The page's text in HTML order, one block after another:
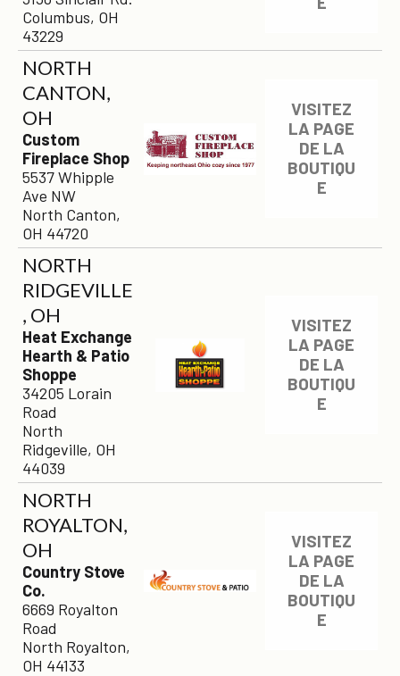
Columbus, OH
43229
NORTH
CANTON,
OH
Custom
Fireplace Shop
5537 Whipple
Ave NW
North Canton,
OH 44720
VISITEZ
LA PAGE
DE LA
BOUTIQU
E
NORTH
RIDGEVILLE
, OH
Heat Exchange
Hearth & Patio
Shoppe
34205 Lorain
Road
North
Ridgeville, OH
44039
VISITEZ
LA PAGE
DE LA
BOUTIQU
E
NORTH
ROYALTON,
OH
Country Stove
Co.
6669 Royalton
Road
North Royalton,
OH 44133
VISITEZ
LA PAGE
DE LA
BOUTIQU
E